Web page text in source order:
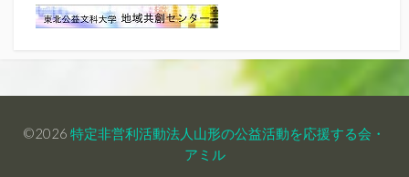
©2026 特定非営利活動法人山形の公益活動を応援する会・
アミル